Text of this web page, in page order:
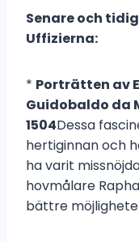
Senare och
Uffizierna:
* Porträtten av
Guidobaldo da
1504Dessa
hertiginnan och
ha varit
hovmålare
bättre